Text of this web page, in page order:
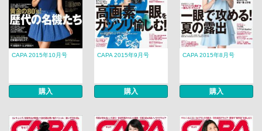
CAPA 2015年10月号
購入
CAPA 2015年9月号
購入
CAPA 2015年8月号
購入